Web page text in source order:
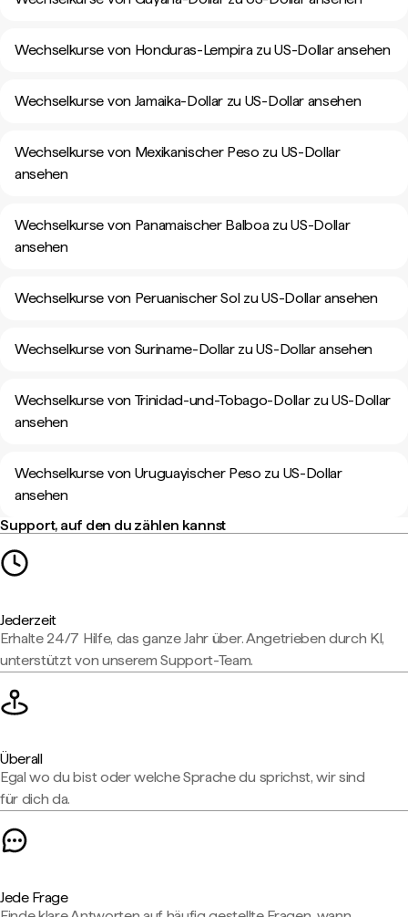
Wechselkurse von Honduras-Lempira zu US-Dollar ansehen
Wechselkurse von Jamaika-Dollar zu US-Dollar ansehen
Wechselkurse von Mexikanischer Peso zu US-Dollar
ansehen
Wechselkurse von Panamaischer Balboa zu US-Dollar
ansehen
Wechselkurse von Peruanischer Sol zu US-Dollar ansehen
Wechselkurse von Suriname-Dollar zu US-Dollar ansehen
Wechselkurse von Trinidad-und-Tobago-Dollar zu US-Dollar
ansehen
Wechselkurse von Uruguayischer Peso zu US-Dollar
ansehen
Support, auf den du zählen kannst
Jederzeit
Erhalte 24/7 Hilfe, das ganze Jahr über. Angetrieben durch KI,
unterstützt von unserem Support-Team.
Überall
Egal wo du bist oder welche Sprache du sprichst, wir sind
für dich da.
Jede Frage